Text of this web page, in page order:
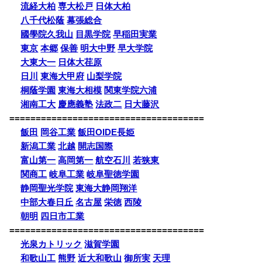
流経大柏 専大松戸 日体大柏
八千代松蔭 幕張総合
國學院久我山 目黒学院 早稲田実業
東京 本郷 保善 明大中野 早大学院
大東大一 日体大荏原
日川 東海大甲府 山梨学院
桐蔭学園 東海大相模 関東学院六浦
湘南工大 慶應義塾 法政二 日大藤沢
=====================================
飯田
岡谷工業 飯田OIDE長姫
新潟工業 北越 開志国際
富山第一 高岡第一 航空石川 若狭東
関商工 岐阜工業 岐阜聖徳学園
静岡聖光学院 東海大静岡翔洋
中部大春日丘 名古屋 栄徳 西陵
朝明 四日市工業
=====================================
光泉カトリック 滋賀学園
和歌山工 熊野 近大和歌山 御所実 天理